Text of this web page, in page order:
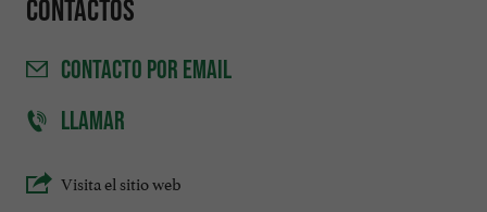
Contactos
CONTACTO POR EMAIL
LLAMAR
Visita el sitio web